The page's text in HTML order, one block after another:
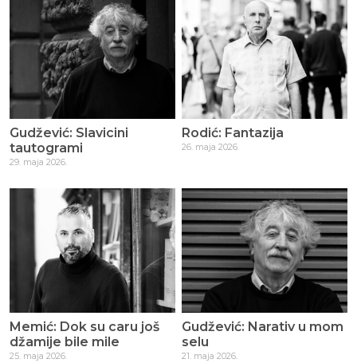
Gudžević: Slavicini
tautogrami
29. maja 2026.
Rodić: Fantazija
26. maja 2026.
Memić: Dok su caru još
džamije bile mile
25. maja 2026.
Gudžević: Narativ u mom
selu
21. maja 2026.